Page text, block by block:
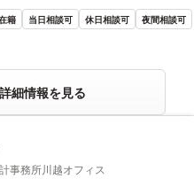
籍 当日相談可 休日相談可 夜間相談可
細情報を見る
事務所川越オフィス